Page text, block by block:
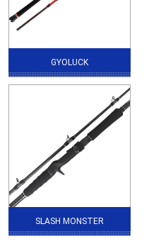
GYOLUCK
SLASH MONSTER